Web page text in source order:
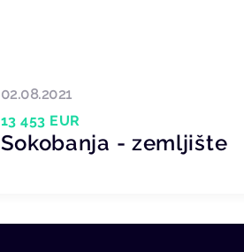
02.08.2021
13 453 EUR
Sokobanja - zemljište